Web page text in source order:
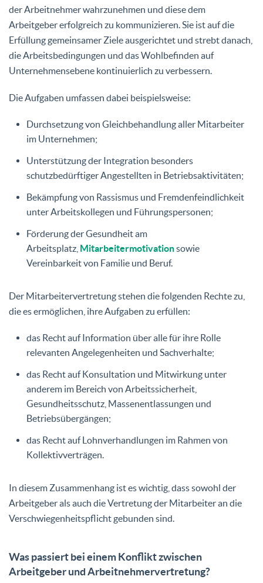
der Arbeitnehmer wahrzunehmen und diese dem
Arbeitgeber erfolgreich zu kommunizieren. Sie ist auf die
Erfüllung gemeinsamer Ziele ausgerichtet und strebt danach,
die Arbeitsbedingungen und das Wohlbefinden auf
Unternehmensebene kontinuierlich zu verbessern.
Die Aufgaben umfassen dabei beispielsweise:
Durchsetzung von Gleichbehandlung aller Mitarbeiter
im Unternehmen;
Unterstützung der Integration besonders
schutzbedürftiger Angestellten in Betriebsaktivitäten;
Bekämpfung von Rassismus und Fremdenfeindlichkeit
unter Arbeitskollegen und Führungspersonen;
Förderung der Gesundheit am
Arbeitsplatz, Mitarbeitermotivationsowie
Vereinbarkeit von Familie und Beruf.
Der Mitarbeitervertretung stehen die folgenden Rechte zu,
die es ermöglichen, ihre Aufgaben zu erfüllen:
das Recht auf Information über alle für ihre Rolle
relevanten Angelegenheiten und Sachverhalte;
das Recht auf Konsultation und Mitwirkung unter
anderem im Bereich von Arbeitssicherheit,
Gesundheitsschutz, Massenentlassungen und
Betriebsübergängen;
das Recht auf Lohnverhandlungen im Rahmen von
Kollektivverträgen.
In diesem Zusammenhang ist es wichtig, dass sowohl der
Arbeitgeber als auch die Vertretung der Mitarbeiter an die
Verschwiegenheitspflicht gebunden sind.
Was passiert bei einem Konflikt zwischen
Arbeitgeber und Arbeitnehmervertretung?